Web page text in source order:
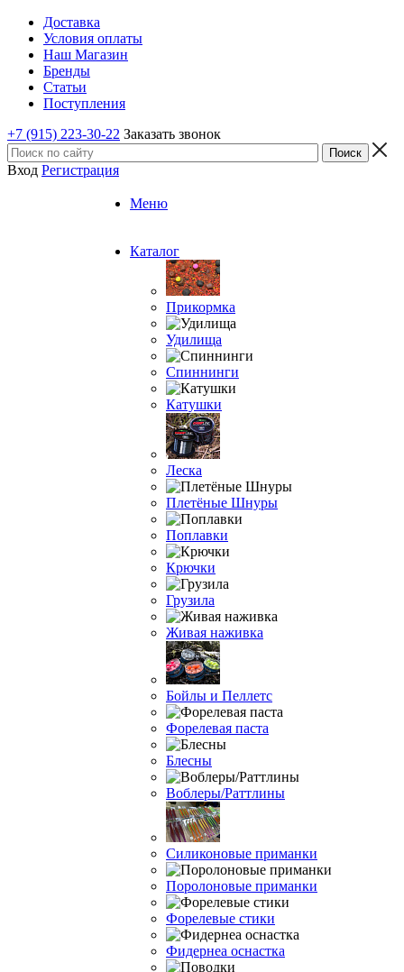
Доставка
Условия оплаты
Наш Магазин
Бренды
Статьи
Поступления
+7 (915) 223-30-22 Заказать звонок
Вход Регистрация
Меню
Каталог
Прикормка
Удилища
Спиннинги
Катушки
Леска
Плетёные Шнуры
Поплавки
Крючки
Грузила
Живая наживка
Бойлы и Пеллетс
Форелевая паста
Блесны
Воблеры/Раттлины
Силиконовые приманки
Поролоновые приманки
Форелевые стики
Фидернеа оснастка